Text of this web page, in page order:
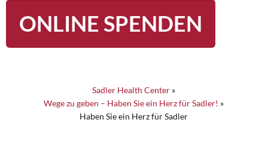
ONLINE SPENDEN
Sadler Health Center »
Wege zu geben – Haben Sie ein Herz für Sadler! »
Haben Sie ein Herz für Sadler